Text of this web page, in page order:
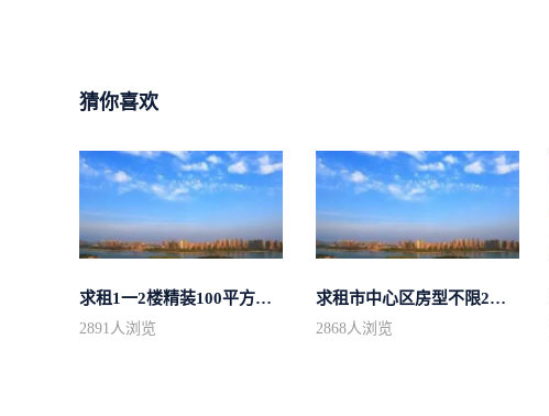
猜你喜欢
求租1一2楼精装100平方里面基本设备不...
2891人浏览
求租市中心区房型不限2室1厅中档装修
2868人浏览